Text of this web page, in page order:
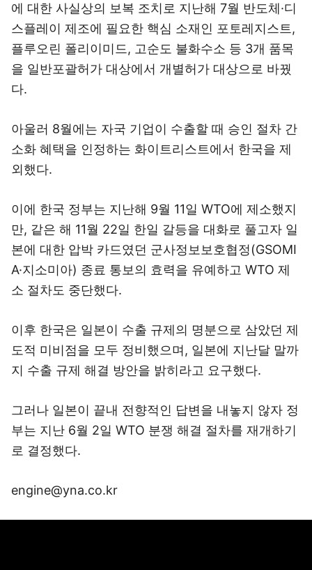
에 대한 사실상의 보복 조치로 지난해 7월 반도체·디
스플레이 제조에 필요한 핵심 소재인 포토레지스트,
플루오린 폴리이미드, 고순도 불화수소 등 3개 품목
을 일반포괄허가 대상에서 개별허가 대상으로 바꿨
다.
아울러 8월에는 자국 기업이 수출할 때 승인 절차 간
소화 혜택을 인정하는 화이트리스트에서 한국을 제
외했다.
이에 한국 정부는 지난해 9월 11일 WTO에 제소했지
만, 같은 해 11월 22일 한일 갈등을 대화로 풀고자 일
본에 대한 압박 카드였던 군사정보보호협정(GSOMI
A·지소미아) 종료 통보의 효력을 유예하고 WTO 제
소 절차도 중단했다.
이후 한국은 일본이 수출 규제의 명분으로 삼았던 제
도적 미비점을 모두 정비했으며, 일본에 지난달 말까
지 수출 규제 해결 방안을 밝히라고 요구했다.
그러나 일본이 끝내 전향적인 답변을 내놓지 않자 정
부는 지난 6월 2일 WTO 분쟁 해결 절차를 재개하기
로 결정했다.
engine@yna.co.kr